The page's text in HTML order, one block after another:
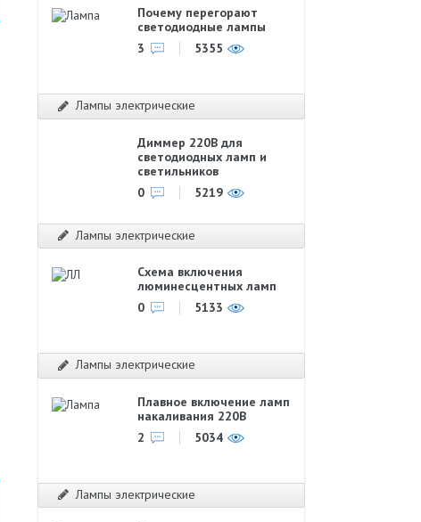
Почему перегорают
светодиодные лампы
3
5355
Лампы электрические
Диммер 220В для
светодиодных ламп и
светильников
0
5219
Лампы электрические
Схема включения
люминесцентных ламп
0
5133
Лампы электрические
Плавное включение ламп
накаливания 220В
2
5034
Лампы электрические